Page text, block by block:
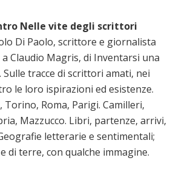
Nelle vite degli scrittori
Di Paolo, scrittore e giornalista
Claudio Magris, di Inventarsi una
Sulle tracce di scrittori amati, nei
le loro ispirazioni ed esistenze.
Torino, Roma, Parigi. Camilleri,
Mazzucco. Libri, partenze, arrivi,
letterarie e sentimentali;
di terre, con qualche immagine.